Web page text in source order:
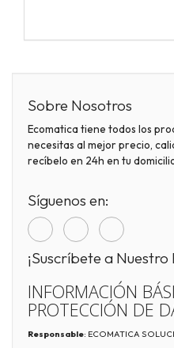
Sobre Nosotros
Ecomatica tiene todos los
necesitas al mejor precio,
recíbelo en 24h en tu
Síguenos en:
¡Suscríbete a Nuestro
INFORMACIÓN
PROTECCIÓN DE
Responsable: ECOMATICA